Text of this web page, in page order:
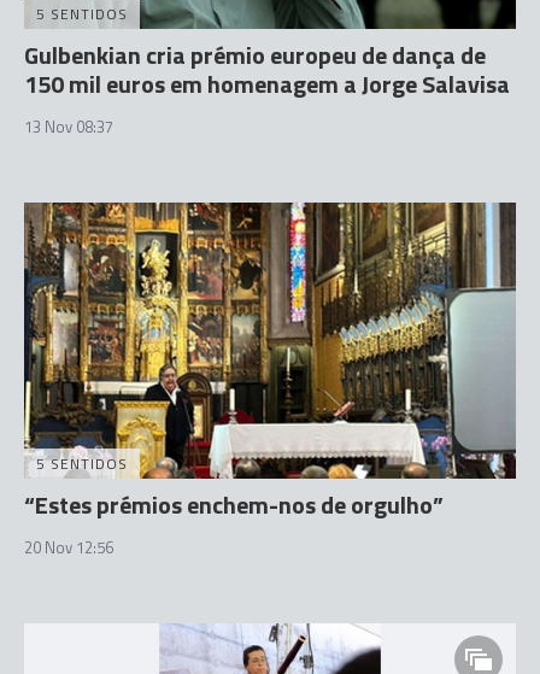
5 SENTIDOS
Gulbenkian cria prémio europeu de dança de
150 mil euros em homenagem a Jorge Salavisa
13 Nov 08:37
5 SENTIDOS
“Estes prémios enchem-nos de orgulho”
20 Nov 12:56